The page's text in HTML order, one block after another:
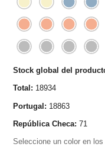
Stock global del
Total: 18934
Portugal: 18863
República Checa: 71
Seleccione un color en